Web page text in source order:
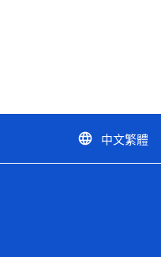
language 中文繁體